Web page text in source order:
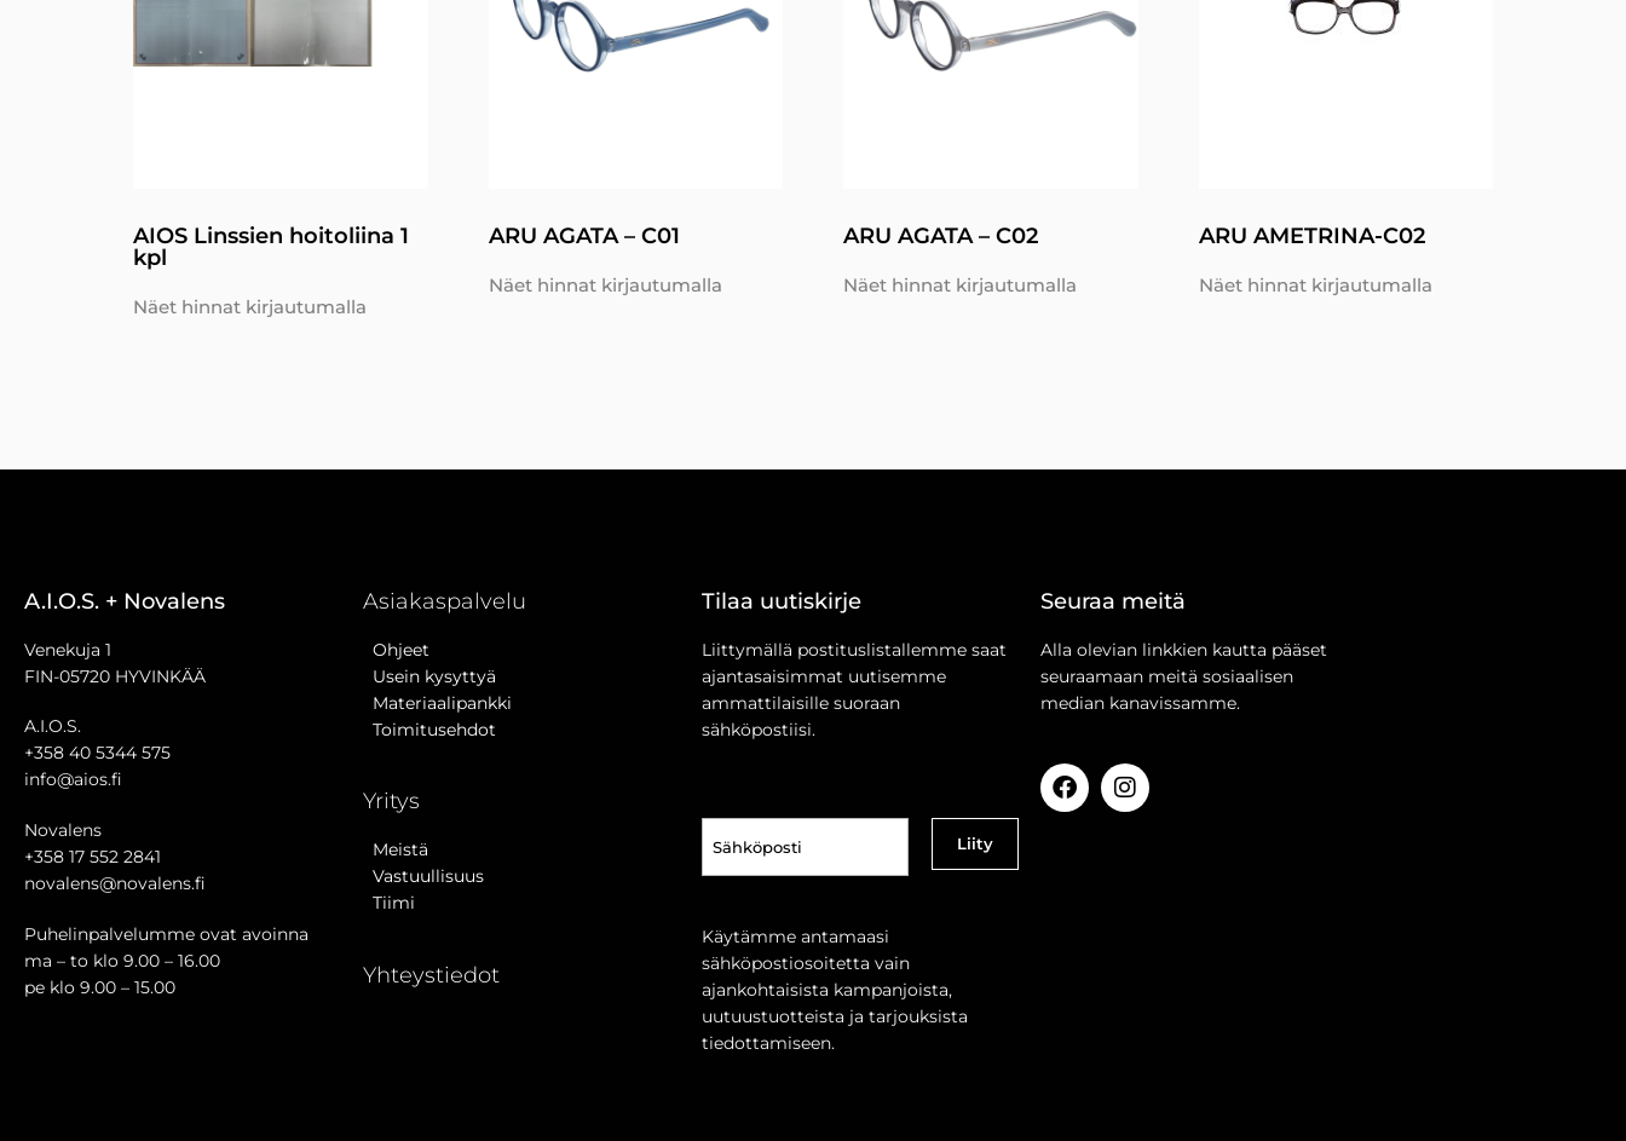
AIOS Linssien hoitoliina 1
kpl
Näet hinnat kirjautumalla
ARU AGATA – C01
Näet hinnat kirjautumalla
ARU AGATA – C02
Näet hinnat kirjautumalla
ARU AMETRINA-C02
Näet hinnat kirjautumalla
A.I.O.S. + Novalens
Venekuja 1
FIN-05720 HYVINKÄÄ
A.I.O.S.
+358 40 5344 575
info@aios.fi
Novalens
+358 17 552 2841
novalens@novalens.fi
Puhelinpalvelumme ovat avoinna
ma – to klo 9.00 – 16.00
pe klo 9.00 – 15.00
Asiakaspalvelu
Ohjeet
Usein kysyttyä
Materiaalipankki
Toimitusehdot
Yritys
Meistä
Vastuullisuus
Tiimi
Yhteystiedot
Tilaa uutiskirje
Liittymällä postituslistallemme saat
ajantasaisimmat uutisemme
ammattilaisille suoraan
sähköpostiisi.
(Pakollinen)
Käytämme antamaasi
sähköpostiosoitetta vain
ajankohtaisista kampanjoista,
uutuustuotteista ja tarjouksista
tiedottamiseen.
Seuraa meitä
Alla olevian linkkien kautta pääset
seuraamaan meitä sosiaalisen
median kanavissamme.